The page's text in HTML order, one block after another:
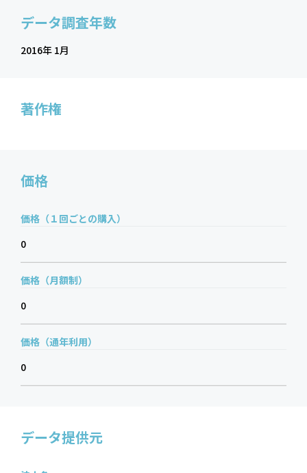
データ調査年数
2016年 1月
著作権
価格
価格（１回ごとの購入）
0
価格（月額制）
0
価格（通年利用）
0
データ提供元